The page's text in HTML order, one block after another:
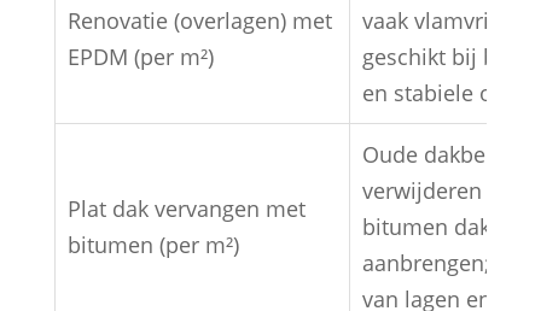
Renovatie (overlagen) met
EPDM (per m²)
vaak vlamvrij
geschikt bij
en stabiele
Plat dak vervangen met
bitumen (per m²)
Oude
verwijderen en
bitumen
aanbrengen;
van lagen en